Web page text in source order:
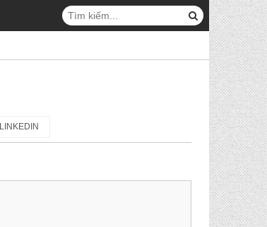
LINKEDIN